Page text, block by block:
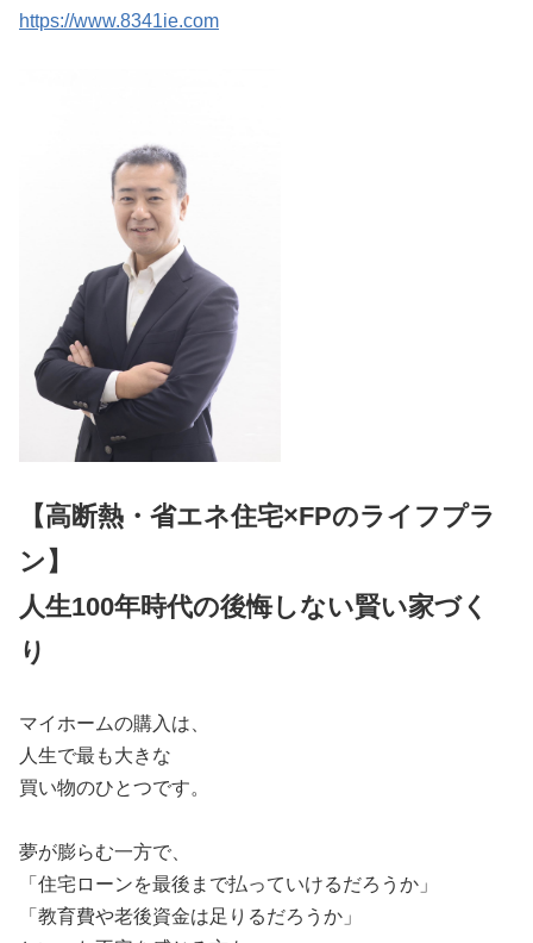
https://www.8341ie.com
【高断熱・省エネ住宅×FPのライフプラ
ン】
人生100年時代の後悔しない賢い家づく
り
マイホームの購入は、
人生で最も大きな
買い物のひとつです。
夢が膨らむ一方で、
「住宅ローンを最後まで払っていけるだろうか」
「教育費や老後資金は足りるだろうか」